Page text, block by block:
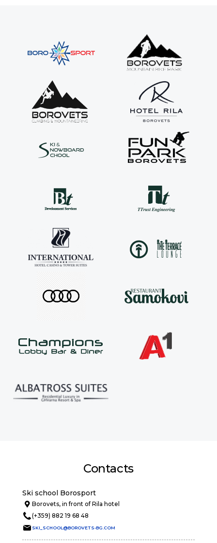
Contacts
Ski school Borosport
Borovets, in front of Rila hotel
(+359) 882 19 68 48
SKI_SCHOOL@BOROVETS-BG.COM